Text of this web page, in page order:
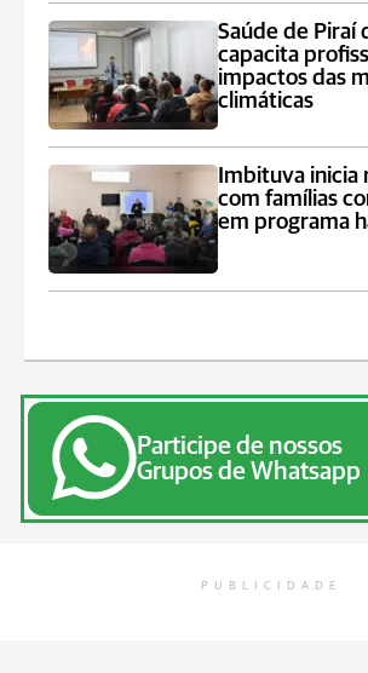
Saúde de Piraí
capacita
impactos das
climáticas
Imbituva inicia
com famílias
em programa
Participe de nossos
Grupos de Whatsapp
PUBLICIDADE